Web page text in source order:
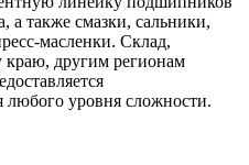
а также смазки, сальники,
масленки. Склад,
краю, другим регионам
уровня сложности.